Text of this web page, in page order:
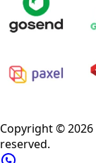
Copyright ©2026
reserved.